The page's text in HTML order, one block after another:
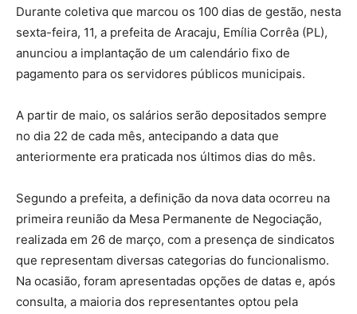
Durante coletiva que marcou os 100 dias de gestão, nesta
sexta-feira, 11, a prefeita de Aracaju, Emília Corrêa (PL),
anunciou a implantação de um calendário fixo de
pagamento para os servidores públicos municipais.
A partir de maio, os salários serão depositados sempre
no dia 22 de cada mês, antecipando a data que
anteriormente era praticada nos últimos dias do mês.
Segundo a prefeita, a definição da nova data ocorreu na
primeira reunião da Mesa Permanente de Negociação,
realizada em 26 de março, com a presença de sindicatos
que representam diversas categorias do funcionalismo.
Na ocasião, foram apresentadas opções de datas e, após
consulta, a maioria dos representantes optou pela